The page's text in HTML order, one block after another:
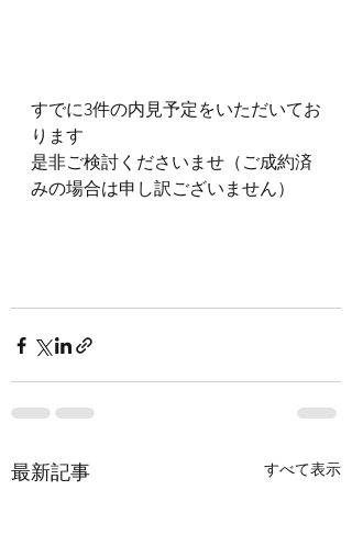
すでに3件の内見予定をいただいてお
ります
是非ご検討くださいませ（ご成約済
みの場合は申し訳ございません）
最新記事 すべて表示